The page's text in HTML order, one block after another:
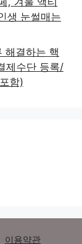
생 눈썰매는
해결하는 핵
제수단 등록/
함)
이용약관